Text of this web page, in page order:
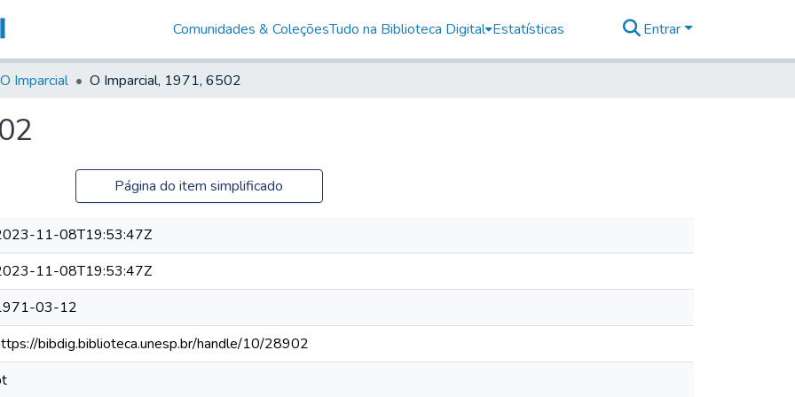
Comunidades & ColeçõesTudo na Biblioteca Digital Estatísticas Entrar
O Imparcial O Imparcial, 1971, 6502
Página do item simplificado
11-08T19:53:47Z
11-08T19:53:47Z
03-12
bibdig.biblioteca.unesp.br/handle/10/28902